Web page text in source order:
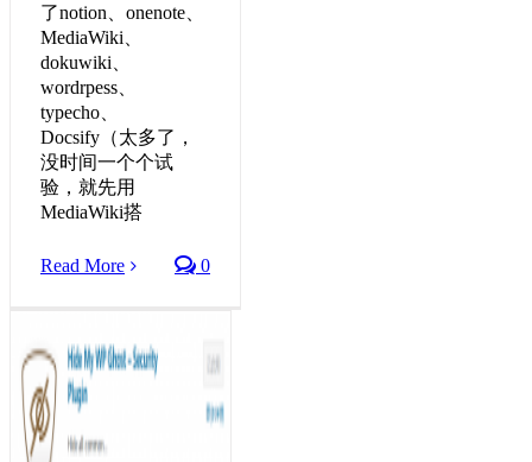
了notion、onenote、
MediaWiki、
dokuwiki、
wordrpess、
typecho、
Docsify（太多了，
没时间一个个试
验，就先用
MediaWiki搭
Read More 0